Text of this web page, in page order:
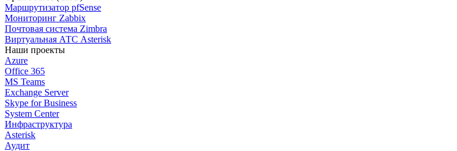
Маршрутизатор pfSense
Мониторинг Zabbix
Почтовая система Zimbra
Виртуальная АТС Asterisk
Наши проекты
Azure
Office 365
MS Teams
Exchange Server
Skype for Business
System Center
Инфраструктура
Asterisk
Аудит